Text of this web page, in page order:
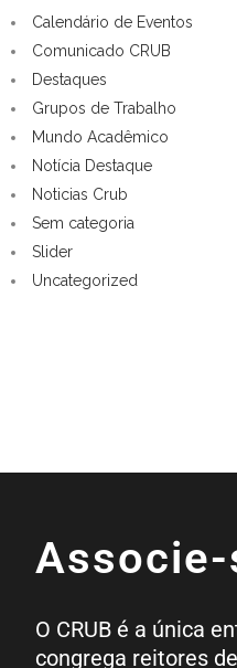
Calendário de Eventos
Comunicado CRUB
Destaques
Grupos de Trabalho
Mundo Acadêmico
Notícia Destaque
Noticias Crub
Sem categoria
Slider
Uncategorized
Associe-
O CRUB é a única
congrega reitores